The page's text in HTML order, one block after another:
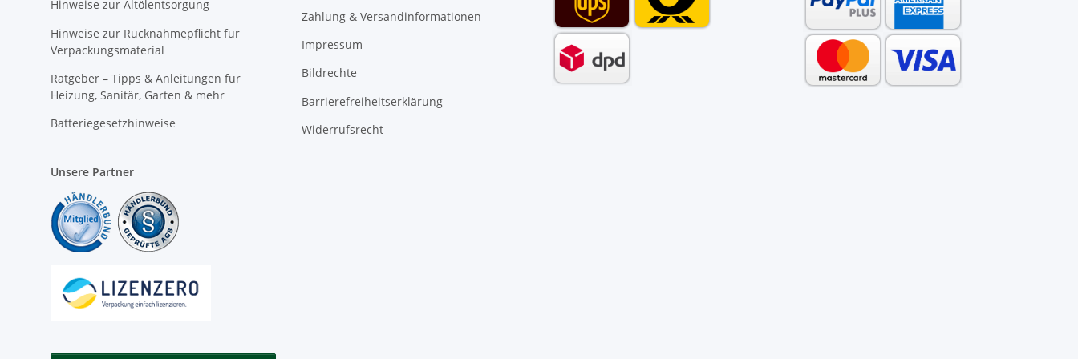
Hinweise zur Altölentsorgung
Hinweise zur Rücknahmepflicht für
Verpackungsmaterial
Ratgeber – Tipps & Anleitungen für
Heizung, Sanitär, Garten & mehr
Batteriegesetzhinweise
Zahlung & Versandinformationen
Impressum
Bildrechte
Barrierefreiheitserklärung
Widerrufsrecht
Unsere Partner